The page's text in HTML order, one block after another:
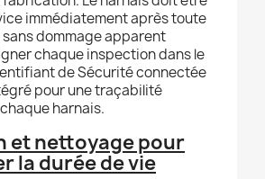
immédiatement après toute
dommage apparent
chaque inspection dans le
de Sécurité connectée
pour une traçabilité
harnais.
et nettoyage pour
la durée de vie